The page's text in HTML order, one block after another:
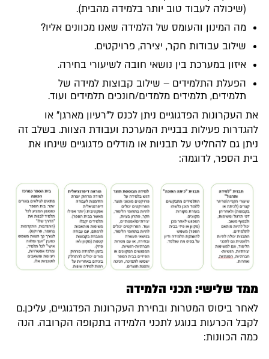
(שיכולה לעבוד טוב יותר בלמידה מהבית).
מה המינון והעומס של הלמידה שאנו מכוונים אליו?
שילוב עבודות חקר, יצירה, פרויקטים.
איזון במערכת בין נושאי חובה לשיעורי בחירה.
הפעלת התלמידים – שילוב קבוצות למידה של
תלמידים, תלמידים מלמדים/חונכים תלמידים ועוד.
את העקרונות הפדגוגיים ניתן לכנס ל"רעיון מארגן" או
להגדרות פעילות בבניית המערכת ועבודת הצוות. בשלב זה
ניתן גם להחליט על תבניות או מודלים פדגוגיים שינחו את
בית הספר, לדוגמה:
ממד שלישי: תכני הלמידה
לאחר ביסוס המטרות ובחירת העקרונות הפדגוגיים, עליכן.ם
לקבל הכרעות בנוגע לתכני הלמידה בתקופה הקרובה. הנה
כמה הכוונות: